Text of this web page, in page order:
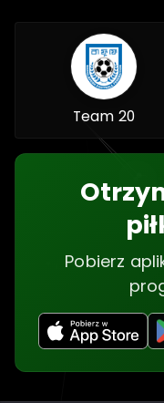
Team 20
Pobierz